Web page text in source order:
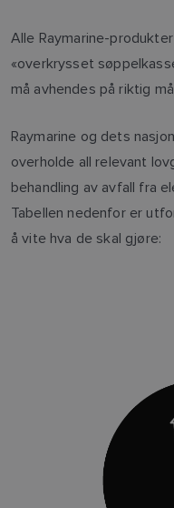
Alle Raymarine-
«overkrysset
må avhendes på riktig
Raymarine og dets
overholde all relevant
behandling av avfall fra
Tabellen nedenfor er
å vite hva de skal gjøre: